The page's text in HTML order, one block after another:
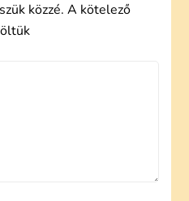
közzé. A kötelező